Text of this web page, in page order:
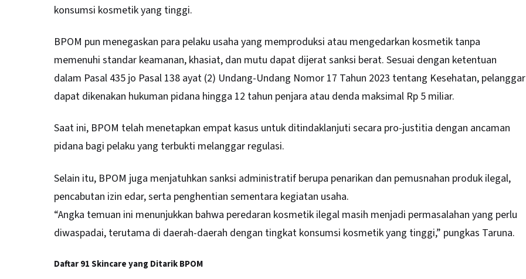
konsumsi kosmetik yang tinggi.
BPOM pun menegaskan para pelaku usaha yang memproduksi atau mengedarkan kosmetik tanpa
memenuhi standar keamanan, khasiat, dan mutu dapat dijerat sanksi berat. Sesuai dengan ketentuan
dalam Pasal 435 jo Pasal 138 ayat (2) Undang-Undang Nomor 17 Tahun 2023 tentang Kesehatan, pelanggar
dapat dikenakan hukuman pidana hingga 12 tahun penjara atau denda maksimal Rp 5 miliar.
Saat ini, BPOM telah menetapkan empat kasus untuk ditindaklanjuti secara pro-justitia dengan ancaman
pidana bagi pelaku yang terbukti melanggar regulasi.
Selain itu, BPOM juga menjatuhkan sanksi administratif berupa penarikan dan pemusnahan produk ilegal,
pencabutan izin edar, serta penghentian sementara kegiatan usaha.
“Angka temuan ini menunjukkan bahwa peredaran kosmetik ilegal masih menjadi permasalahan yang perlu
diwaspadai, terutama di daerah-daerah dengan tingkat konsumsi kosmetik yang tinggi,” pungkas Taruna.
Daftar 91 Skincare yang Ditarik BPOM